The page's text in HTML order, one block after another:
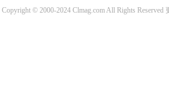
Copyright © 2000-2024 Clmag.com All Rights Reserved